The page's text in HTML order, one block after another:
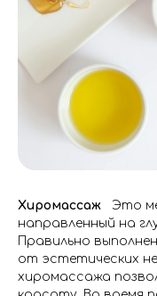
Хиромассаж Это
направленный на
Правильно
от эстетических
хиромассажа